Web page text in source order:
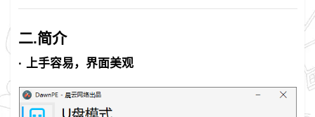
二.简介
· 上手容易，界面美观